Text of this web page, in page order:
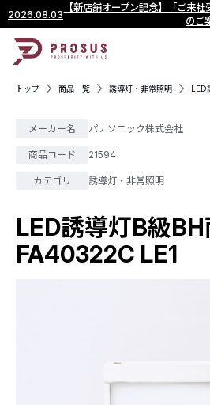
2026.08.03
【新店舗オープン記念】「ご来
のご
トップ 商品一覧 誘導灯・非常照明 LED
メーカー名 パナソニック株式会社
商品コード 21594
カテゴリ 誘導灯・非常照明
LED誘導灯B級
FA40322C LE1